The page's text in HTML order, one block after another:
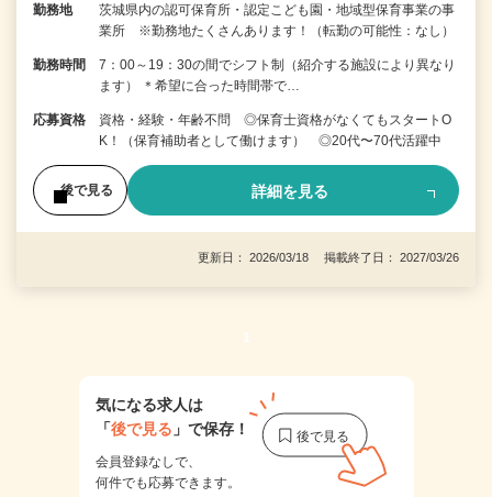
勤務地
茨城県内の認可保育所・認定こども園・地域型保育事業の事
業所 ※勤務地たくさんあります！（転勤の可能性：なし）
勤務時間
7：00～19：30の間でシフト制（紹介する施設により異なり
ます） ＊希望に合った時間帯で…
応募資格
資格・経験・年齢不問 ◎保育士資格がなくてもスタートO
K！（保育補助者として働けます） ◎20代〜70代活躍中
後で見る 詳細を見る
更新日： 2026/03/18 掲載終了日： 2027/03/26
1
気になる求人は
「後で見る 」で保存！
会員登録なしで、
何件でも応募できます。